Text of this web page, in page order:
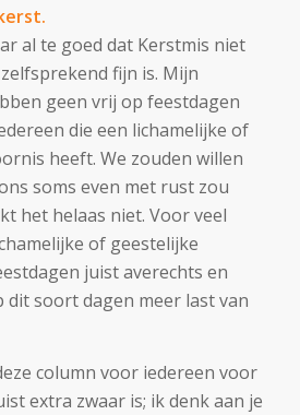
al te goed dat Kerstmis niet
fijn is. Mijn
geen vrij op feestdagen
die een lichamelijke of
heeft. We zouden willen
soms even met rust zou
het helaas niet. Voor veel
of geestelijke
juist averechts en
dit soort dagen meer last van
column voor iedereen voor
extra zwaar is; ik denk aan je